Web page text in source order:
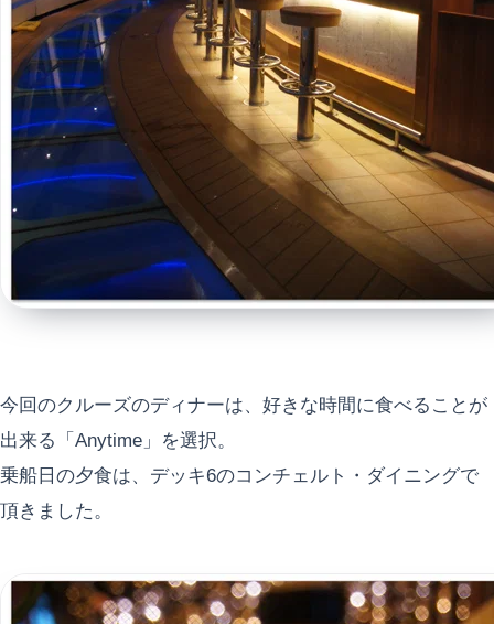
今回のクルーズのディナーは、好きな時間に食べることが
出来る「Anytime」を選択。
乗船日の夕食は、デッキ6のコンチェルト・ダイニングで
頂きました。